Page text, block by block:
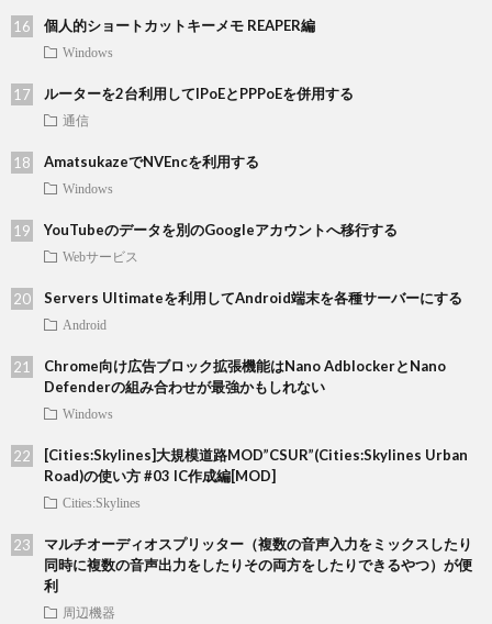
個人的ショートカットキーメモ REAPER編
Windows
ルーターを2台利用してIPoEとPPPoEを併用する
通信
AmatsukazeでNVEncを利用する
Windows
YouTubeのデータを別のGoogleアカウントへ移行する
Webサービス
Servers Ultimateを利用してAndroid端末を各種サーバーにする
Android
Chrome向け広告ブロック拡張機能はNano AdblockerとNano
Defenderの組み合わせが最強かもしれない
Windows
[Cities:Skylines]大規模道路MOD”CSUR”(Cities:Skylines Urban
Road)の使い方 #03 IC作成編[MOD]
Cities:Skylines
マルチオーディオスプリッター（複数の音声入力をミックスしたり
同時に複数の音声出力をしたりその両方をしたりできるやつ）が便
利
周辺機器